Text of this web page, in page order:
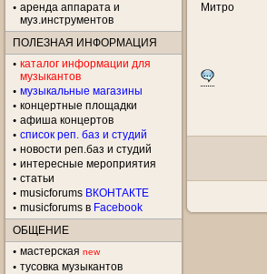
аренда аппарата и
муз.инструментов
ПОЛЕЗНАЯ ИНФОРМАЦИЯ
каталог информации для
музыкантов
музыкальные магазины
концертные площадки
aфиша концертов
список реп. баз и студий
новости реп.баз и студий
интересные мероприятия
статьи
musicforums ВКОНТАКТЕ
musicforums в Facebook
ОБЩЕНИЕ
мастерская new
тусовка музыкантов
Митро